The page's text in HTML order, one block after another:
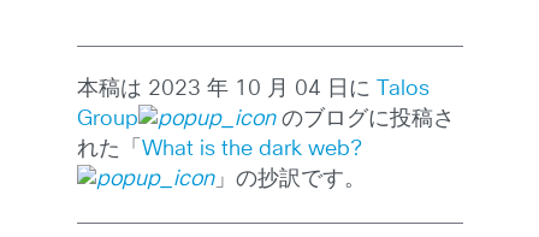
本稿は 2023 年 10 月 04 日に
Talos
Group
のブログに投稿さ
れた「 What is the dark web?
」の抄訳です。